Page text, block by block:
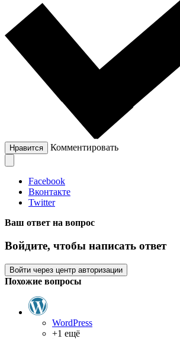
Нравится Комментировать
Facebook
Вконтакте
Twitter
Ваш ответ на вопрос
Войдите, чтобы написать ответ
Войти через центр авторизации
Похожие вопросы
WordPress
+1 ещё